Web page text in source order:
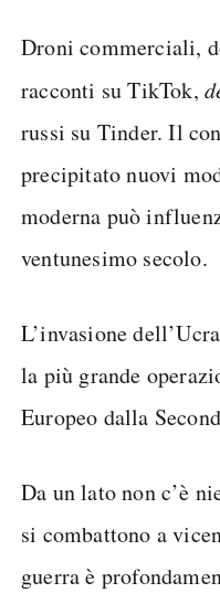
Droni commerciali,
racconti su TikTok,
russi su Tinder. Il
precipitato nuovi
moderna può
ventunesimo secolo.
L’invasione
la più grande
Europeo dalla
Da un lato non c’è
si combattono a
guerra è